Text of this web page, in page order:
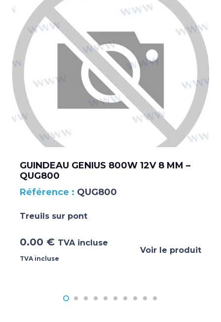
GUINDEAU GENIUS 800W 12V 8 MM –
QUG800
QUG800
Treuils sur pont
0.00 € TVA incluse
TVA incluse
Voir le produit